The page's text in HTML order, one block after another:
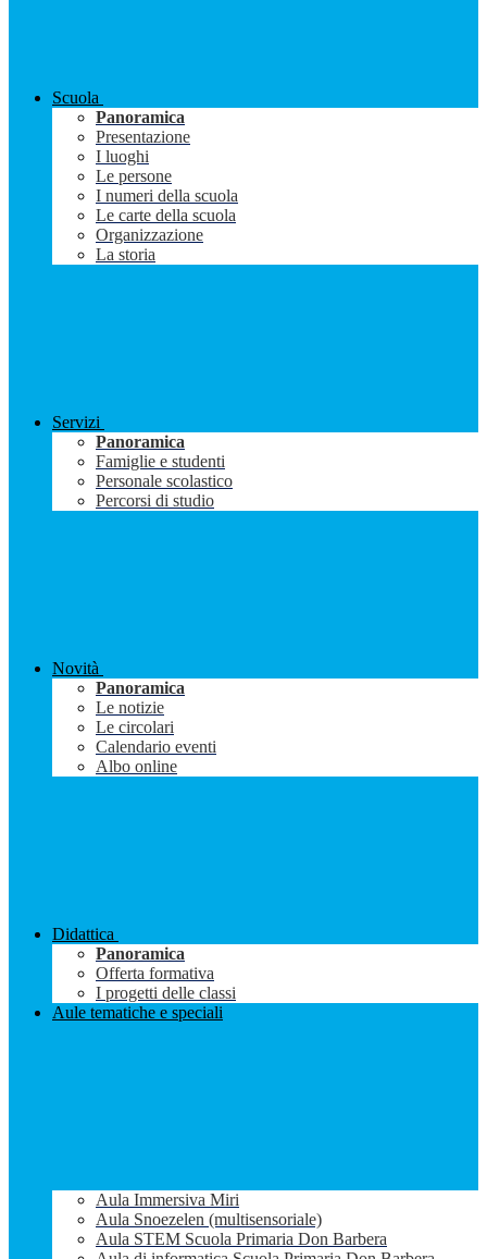
Scuola
Panoramica
Presentazione
I luoghi
Le persone
I numeri della scuola
Le carte della scuola
Organizzazione
La storia
Servizi
Panoramica
Famiglie e studenti
Personale scolastico
Percorsi di studio
Novità
Panoramica
Le notizie
Le circolari
Calendario eventi
Albo online
Didattica
Panoramica
Offerta formativa
I progetti delle classi
Aule tematiche e speciali
Aula Immersiva Miri
Aula Snoezelen (multisensoriale)
Aula STEM Scuola Primaria Don Barbera